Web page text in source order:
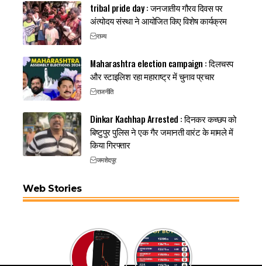
tribal pride day : जनजातीय गौरव दिवस पर
अंत्योदय संस्था ने आयोजित किए विशेष कार्यक्रम
राज्य
Maharashtra election campaign : दिलचस्प
और स्टाइलिश रहा महाराष्ट्र में चुनाव प्रचार
राजनीति
Dinkar Kachhap Arrested : दिनकर कच्छप को
बिष्टुपुर पुलिस ने एक गैर जमानती वारंट के मामले में
किया गिरफ्तार
जमशेदपुर
Web Stories